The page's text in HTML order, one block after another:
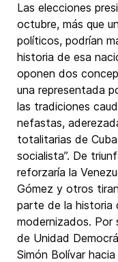
Las elecciones
octubre, más que
políticos, podrían
historia de esa
oponen dos
una representada
las tradiciones
nefastas,
totalitarias de
socialista”. De
reforzaría la
Gómez y otros
parte de la historia
modernizados. Por
de Unidad
Simón Bolívar